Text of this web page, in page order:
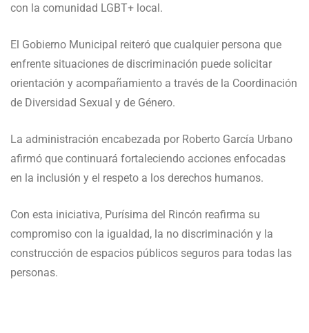
con la comunidad LGBT+ local.
El Gobierno Municipal reiteró que cualquier persona que
enfrente situaciones de discriminación puede solicitar
orientación y acompañamiento a través de la Coordinación
de Diversidad Sexual y de Género.
La administración encabezada por Roberto García Urbano
afirmó que continuará fortaleciendo acciones enfocadas
en la inclusión y el respeto a los derechos humanos.
Con esta iniciativa, Purísima del Rincón reafirma su
compromiso con la igualdad, la no discriminación y la
construcción de espacios públicos seguros para todas las
personas.